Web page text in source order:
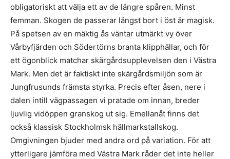
obligatoriskt att välja ett av de längre spåren. Minst
femman. Skogen de passerar längst bort i öst är magisk.
På spetsen av en mäktig ås väntar utmärkt vy över
Vårbyfjärden och Södertörns branta klipphällar, och för
ett ögonblick matchar skärgårdsupplevelsen den i Västra
Mark. Men det är faktiskt inte skärgårdsmiljön som är
Jungfrusunds främsta styrka. Precis efter åsen, nere i
dalen intill vägpassagen vi pratade om innan, breder
ljuvlig vidöppen granskog ut sig. Emellanåt finns det
också klassisk Stockholmsk hällmarkstallskog.
Omgivningen bjuder med andra ord på variation. För att
ytterligare jämföra med Västra Mark råder det inte heller